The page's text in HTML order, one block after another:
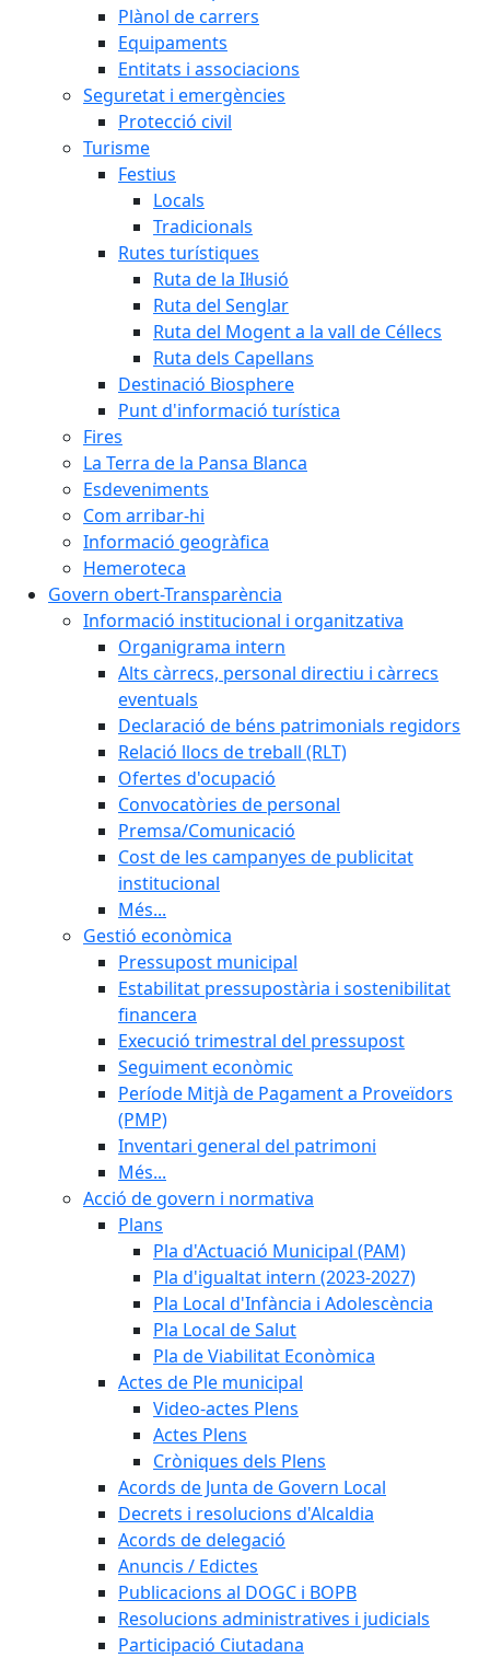
Plànol de carrers
Equipaments
Entitats i associacions
Seguretat i emergències
Protecció civil
Turisme
Festius
Locals
Tradicionals
Rutes turístiques
Ruta de la Il·lusió
Ruta del Senglar
Ruta del Mogent a la vall de Céllecs
Ruta dels Capellans
Destinació Biosphere
Punt d'informació turística
Fires
La Terra de la Pansa Blanca
Esdeveniments
Com arribar-hi
Informació geogràfica
Hemeroteca
Govern obert-Transparència
Informació institucional i organitzativa
Organigrama intern
Alts càrrecs, personal directiu i càrrecs
eventuals
Declaració de béns patrimonials regidors
Relació llocs de treball (RLT)
Ofertes d'ocupació
Convocatòries de personal
Premsa/Comunicació
Cost de les campanyes de publicitat
institucional
Més...
Gestió econòmica
Pressupost municipal
Estabilitat pressupostària i sostenibilitat
financera
Execució trimestral del pressupost
Seguiment econòmic
Període Mitjà de Pagament a Proveïdors
(PMP)
Inventari general del patrimoni
Més...
Acció de govern i normativa
Plans
Pla d'Actuació Municipal (PAM)
Pla d'igualtat intern (2023-2027)
Pla Local d'Infància i Adolescència
Pla Local de Salut
Pla de Viabilitat Econòmica
Actes de Ple municipal
Video-actes Plens
Actes Plens
Cròniques dels Plens
Acords de Junta de Govern Local
Decrets i resolucions d'Alcaldia
Acords de delegació
Anuncis / Edictes
Publicacions al DOGC i BOPB
Resolucions administratives i judicials
Participació Ciutadana